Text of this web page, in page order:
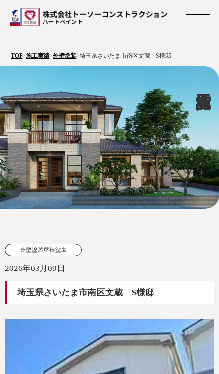
TOP>施工実績>外壁塗装>埼玉県さいたま市南区文蔵 S様邸
外壁塗装屋根塗装
2026年03月09日
埼玉県さいたま市南区文蔵 S様邸